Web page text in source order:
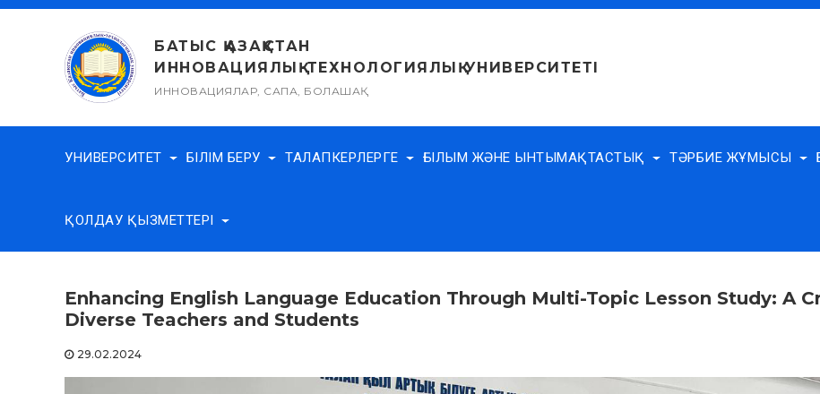
Skip
БАТЫС ҚАЗАҚСТАН
ИННОВАЦИЯЛЫҚ-ТЕХНОЛОГИЯЛЫҚ УНИВЕРСИТЕТІ
ИННОВАЦИЯЛАР, САПА, БОЛАШАҚ
УНИВЕРСИТЕТ БІЛІМ БЕРУ ТАЛАПКЕРЛЕРГЕ ҒЫЛЫМ ЖӘНЕ ЫНТЫМАҚТАСТЫҚ ТӘРБИЕ ЖҰМЫСЫ
ҚОЛДАУ ҚЫЗМЕТТЕРІ
Enhancing English Language Education Through Multi-Topic Lesson Study: A
Diverse Teachers and Students
29.02.2024